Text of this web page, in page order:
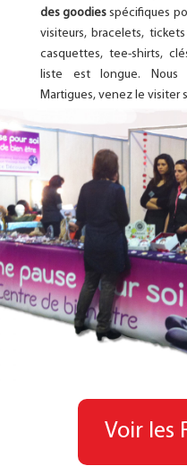
des goodies spécifiques
visiteurs, bracelets,
casquettes, tee-shirts,
liste est longue. Nous
Martigues, venez le visiter
Voir les